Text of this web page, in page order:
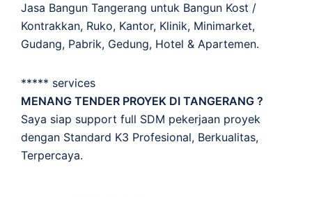
Jasa Bangun Tangerang untuk Bangun Kost /
Kontrakkan, Ruko, Kantor, Klinik, Minimarket,
Gudang, Pabrik, Gedung, Hotel & Apartemen.
***** services
MENANG TENDER PROYEK DI TANGERANG ?
Saya siap support full SDM pekerjaan proyek
dengan Standard K3 Profesional, Berkualitas,
Terpercaya.